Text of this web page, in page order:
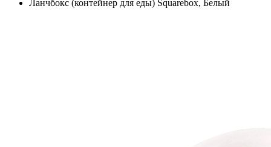
Ланчбокс (контейнер для еды) Squarebox, Белый